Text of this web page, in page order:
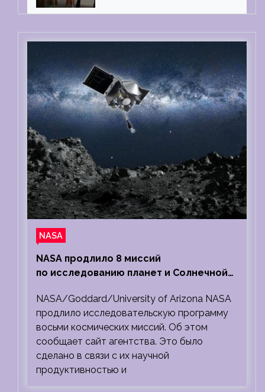
тест на детекторе лжи
NASA
NASA продлило 8 миссий
по исследованию планет и Солнечной
NASA/Goddard/University of Arizona NASA
продлило исследовательскую программу
восьми космических миссий. Об этом
сообщает сайт агентства. Это было
сделано в связи с их научной
продуктивностью и